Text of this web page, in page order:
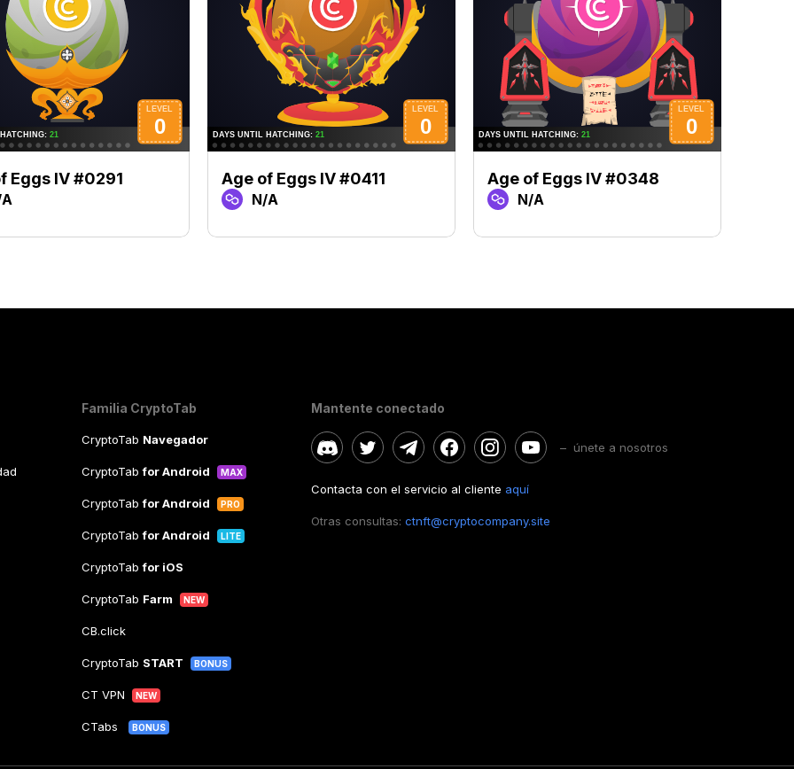
Eggs IV #0291 Age of Eggs IV #0411
N/A
Age of Eggs IV #0348
N/A
Familia CryptoTab
CryptoTab Navegador
CryptoTabfor Android MAX
CryptoTabfor Android PRO
CryptoTabfor Android LITE
CryptoTabfor iOS
CryptoTab Farm NEW
CB.click
CryptoTab START BONUS
CT VPN NEW
CTabs BONUS
Mantente conectado
– únete a nosotros
Contacta con el servicio al cliente aquí
Otras consultas: ctnft@cryptocompany.site